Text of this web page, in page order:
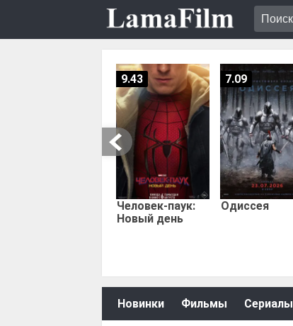
Человек-паук:
Новый день
9.43
Одиссея
7.09
Новинки Фильмы Сериалы